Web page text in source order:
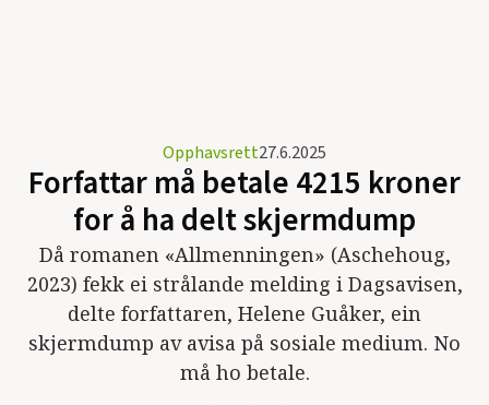
Opphavsrett27.6.2025
Forfattar må betale 4215 kroner
for å ha delt skjermdump
Då romanen «Allmenningen» (Aschehoug,
2023) fekk ei strålande melding i Dagsavisen,
delte forfattaren, Helene Guåker, ein
skjermdump av avisa på sosiale medium. No
må ho betale.